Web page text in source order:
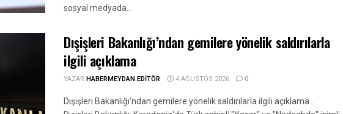
sosyal medyada...
Dışişleri Bakanlığı’ndan gemilere yönelik saldırılarla
ilgili açıklama
YAZAR HABERMEYDAN EDITÖR 4 AĞUSTOS 2026 0
Dışişleri Bakanlığı'ndan gemilere yönelik saldırılarla ilgili açıklama...